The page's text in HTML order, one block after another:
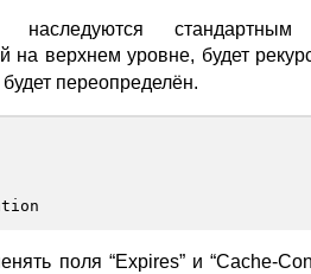
на верхнем уровне, будет
переопределён.
поля “Expires” и “Cache-